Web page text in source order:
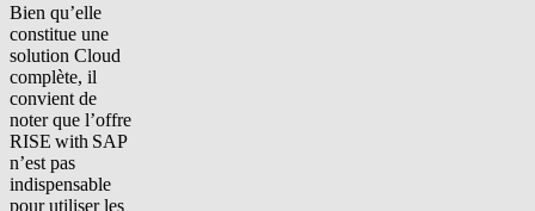
Bien qu’elle
constitue une
solution Cloud
complète, il
convient de
noter que l’offre
RISE with SAP
n’est pas
indispensable
pour utiliser les